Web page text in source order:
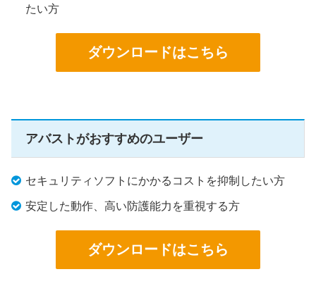
たい方
ダウンロードはこちら
アバストがおすすめのユーザー
セキュリティソフトにかかるコストを抑制したい方
安定した動作、高い防護能力を重視する方
ダウンロードはこちら